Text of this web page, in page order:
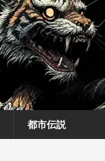
都市伝説